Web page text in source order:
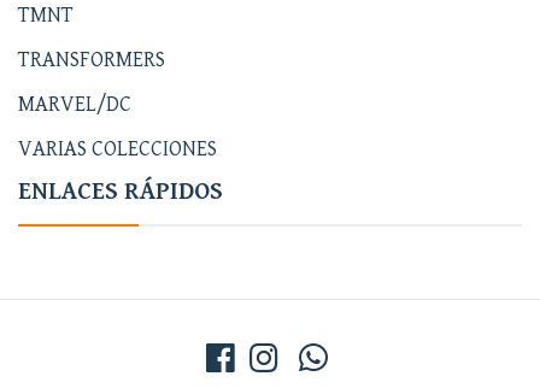
TMNT
TRANSFORMERS
MARVEL/DC
VARIAS COLECCIONES
ENLACES RÁPIDOS